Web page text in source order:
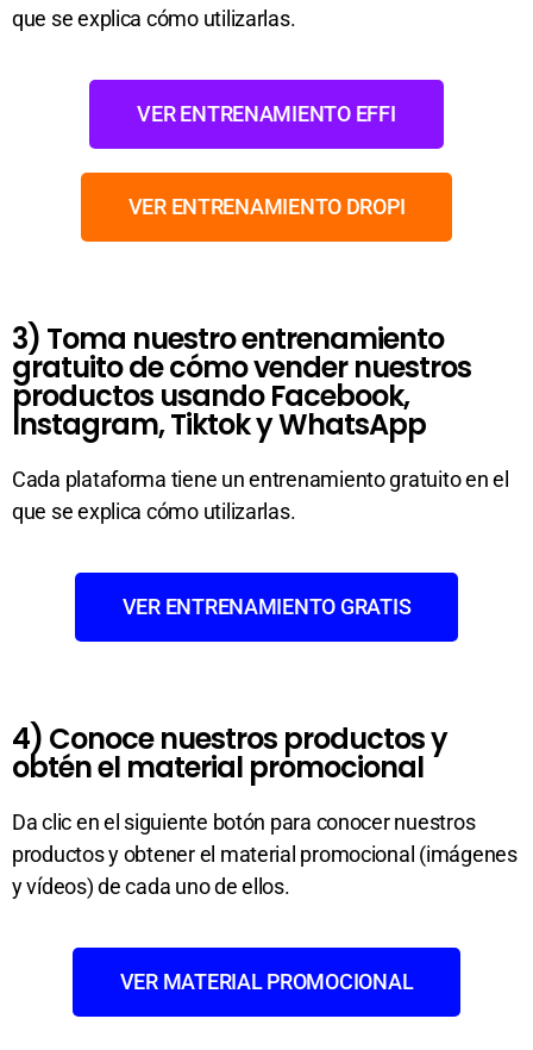
que se explica cómo utilizarlas.
VER ENTRENAMIENTO EFFI
VER ENTRENAMIENTO DROPI
3) Toma nuestro entrenamiento
gratuito de cómo vender nuestros
productos usando Facebook,
Instagram, Tiktok y WhatsApp
Cada plataforma tiene un entrenamiento gratuito en el
que se explica cómo utilizarlas.
VER ENTRENAMIENTO GRATIS
4) Conoce nuestros productos y
obtén el material promocional
Da clic en el siguiente botón para conocer nuestros
productos y obtener el material promocional (imágenes
y vídeos) de cada uno de ellos.
VER MATERIAL PROMOCIONAL